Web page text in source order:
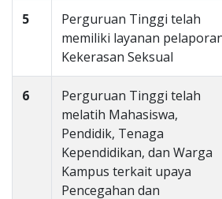
5
Perguruan Tinggi telah
memiliki layanan
Kekerasan Seksual
6
Perguruan Tinggi telah
melatih Mahasiswa,
Pendidik, Tenaga
Kependidikan, dan Warga
Kampus terkait upaya
Pencegahan dan